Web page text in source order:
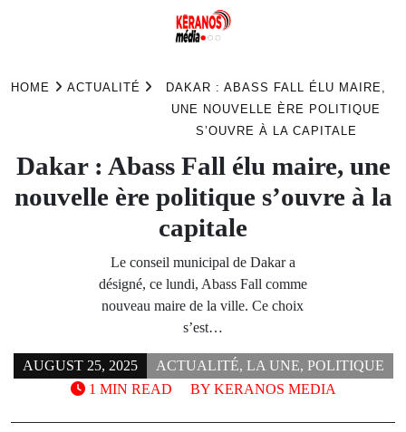
HOME ACTUALITÉ
DAKAR : ABASS FALL ÉLU MAIRE,
UNE NOUVELLE ÈRE POLITIQUE
S’OUVRE À LA CAPITALE
Dakar : Abass Fall élu maire, une
nouvelle ère politique s’ouvre à la
capitale
Le conseil municipal de Dakar a
désigné, ce lundi, Abass Fall comme
nouveau maire de la ville. Ce choix
s’est…
AUGUST 25, 2025 ACTUALITÉ, LA UNE, POLITIQUE
BY KERANOS MEDIA
1 MIN READ